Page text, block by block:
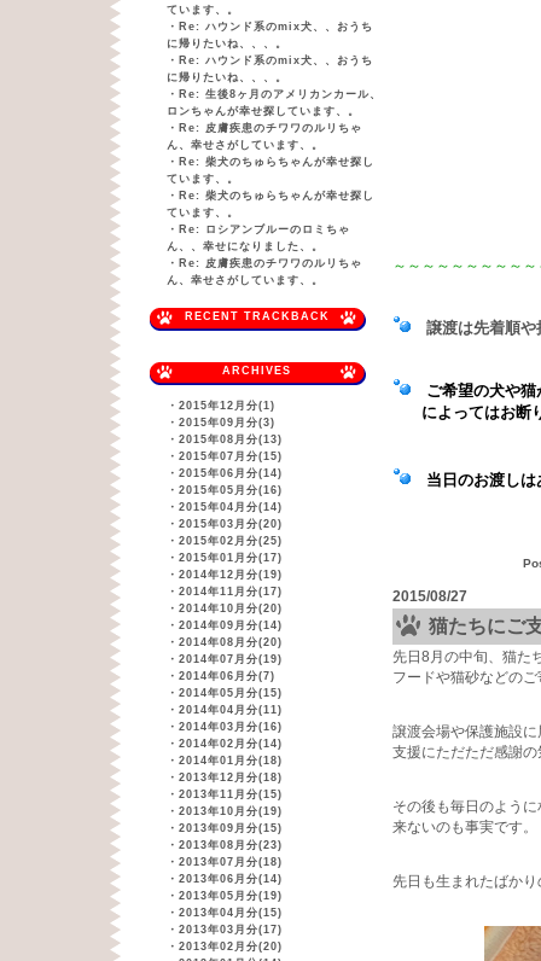
ています、。
・ Re: ハウンド系のmix犬、、おうち
に帰りたいね、、、。
・ Re: ハウンド系のmix犬、、おうち
に帰りたいね、、、。
・ Re: 生後8ヶ月のアメリカンカール、
ロンちゃんが幸せ探しています、。
・ Re: 皮膚疾患のチワワのルリちゃ
ん、幸せさがしています、。
・ Re: 柴犬のちゅらちゃんが幸せ探し
ています、。
・ Re: 柴犬のちゅらちゃんが幸せ探し
ています、。
・ Re: ロシアンブルーのロミちゃ
ん、、幸せになりました、。
・ Re: 皮膚疾患のチワワのルリちゃ
ん、幸せさがしています、。
RECENT TRACKBACK
ARCHIVES
・ 2015年12月分(1)
・ 2015年09月分(3)
・ 2015年08月分(13)
・ 2015年07月分(15)
・ 2015年06月分(14)
・ 2015年05月分(16)
・ 2015年04月分(14)
・ 2015年03月分(20)
・ 2015年02月分(25)
・ 2015年01月分(17)
・ 2014年12月分(19)
・ 2014年11月分(17)
・ 2014年10月分(20)
・ 2014年09月分(14)
・ 2014年08月分(20)
・ 2014年07月分(19)
・ 2014年06月分(7)
・ 2014年05月分(15)
・ 2014年04月分(11)
・ 2014年03月分(16)
・ 2014年02月分(14)
・ 2014年01月分(18)
・ 2013年12月分(18)
・ 2013年11月分(15)
・ 2013年10月分(19)
・ 2013年09月分(15)
・ 2013年08月分(23)
・ 2013年07月分(18)
・ 2013年06月分(14)
・ 2013年05月分(19)
・ 2013年04月分(15)
・ 2013年03月分(17)
・ 2013年02月分(20)
～～～～～～～～～
譲渡は先着順や
ご希望の犬や猫
によってはお断
当日のお渡しは
2015/08/27
猫たちにご
先日8月の中旬、猫た
フードや猫砂などの
譲渡会場や保護施設
支援にただただ感謝
その後も毎日のよう
来ないのも事実です。
先日も生まれたばか